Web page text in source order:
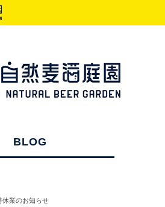
BLOG
休業のお知らせ